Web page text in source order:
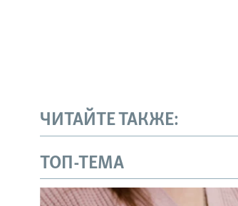
ЧИТАЙТЕ ТАКЖЕ:
ТОП-ТЕМА